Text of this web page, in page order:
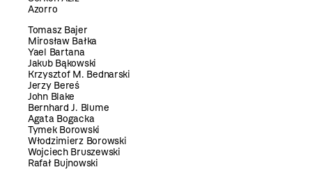
Azorro
Tomasz Bajer
Mirosław Bałka
Yael Bartana
Jakub Bąkowski
Krzysztof M. Bednarski
Jerzy Bereś
John Blake
Bernhard J. Blume
Agata Bogacka
Tymek Borowski
Włodzimierz Borowski
Wojciech Bruszewski
Rafał Bujnowski